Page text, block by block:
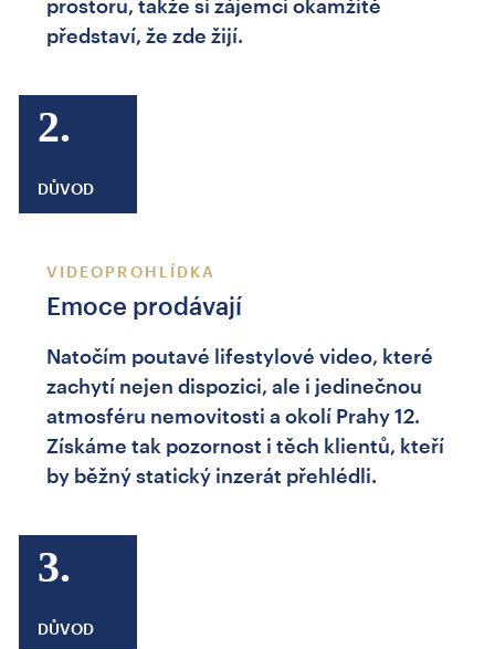
prostoru, takže si zájemci okamžitě
představí, že zde žijí.
2.
DŮVOD
VIDEOPROHLÍDKA
Emoce prodávají
Natočím poutavé lifestylové video, které
zachytí nejen dispozici, ale i jedinečnou
atmosféru nemovitosti a okolí Prahy 12.
Získáme tak pozornost i těch klientů, kteří
by běžný statický inzerát přehlédli.
3.
DŮVOD